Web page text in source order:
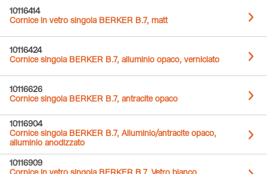
10116414
Cornice in vetro singola BERKER B.7, matt
10116424
Cornice singola BERKER B.7, alluminio opaco, verniciato
10116626
Cornice singola BERKER B.7, antracite opaco
10116904
Cornice singola BERKER B.7, Alluminio/antracite opaco,
alluminio anodizzato
10116909